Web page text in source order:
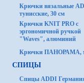
Крючки вязальные
тунисские, 30 см
Крючки KNIT PRO с
эргономичной ручкой
"Waves", алюминий
Крючки ПАНОРАМА,
СПИЦЫ
Спицы ADDI